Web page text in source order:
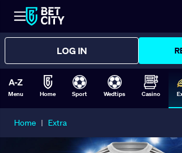
LOG IN
Menu Home Sport Wedtips Casino
Home | Extra